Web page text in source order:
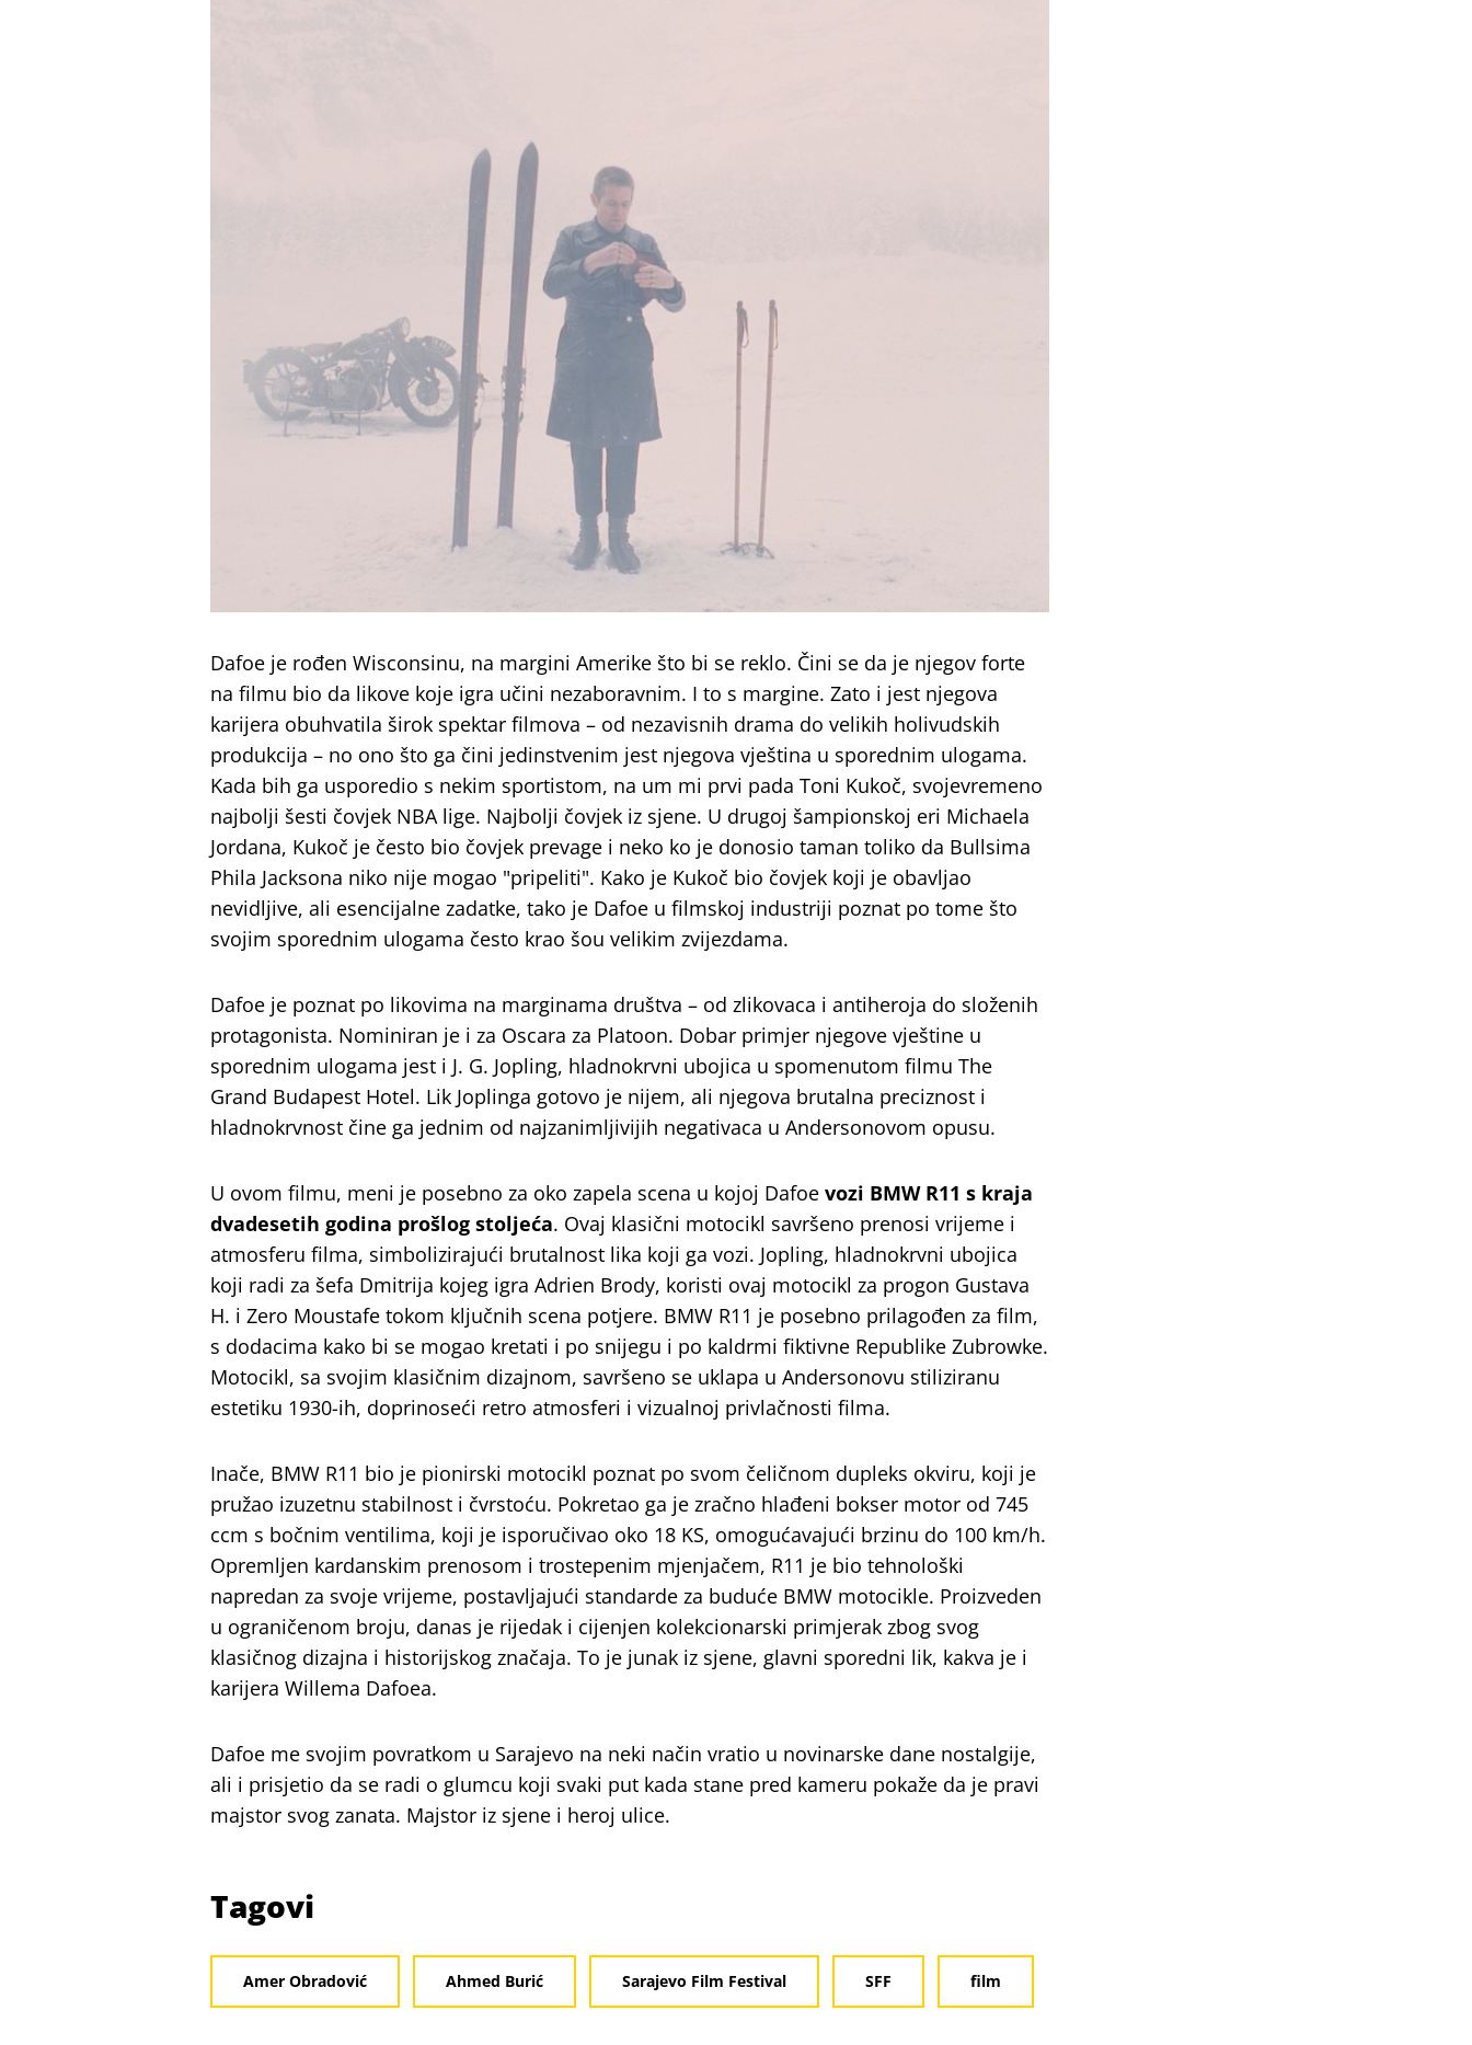
Dafoe je rođen Wisconsinu, na margini Amerike što bi se reklo. Čini se da je njegov forte
na filmu bio da likove koje igra učini nezaboravnim. I to s margine. Zato i jest njegova
karijera obuhvatila širok spektar filmova – od nezavisnih drama do velikih holivudskih
produkcija – no ono što ga čini jedinstvenim jest njegova vještina u sporednim ulogama.
Kada bih ga usporedio s nekim sportistom, na um mi prvi pada Toni Kukoč, svojevremeno
najbolji šesti čovjek NBA lige. Najbolji čovjek iz sjene. U drugoj šampionskoj eri Michaela
Jordana, Kukoč je često bio čovjek prevage i neko ko je donosio taman toliko da Bullsima
Phila Jacksona niko nije mogao "pripeliti". Kako je Kukoč bio čovjek koji je obavljao
nevidljive, ali esencijalne zadatke, tako je Dafoe u filmskoj industriji poznat po tome što
svojim sporednim ulogama često krao šou velikim zvijezdama.
Dafoe je poznat po likovima na marginama društva – od zlikovaca i antiheroja do složenih
protagonista. Nominiran je i za Oscara za Platoon. Dobar primjer njegove vještine u
sporednim ulogama jest i J. G. Jopling, hladnokrvni ubojica u spomenutom filmu The
Grand Budapest Hotel. Lik Joplinga gotovo je nijem, ali njegova brutalna preciznost i
hladnokrvnost čine ga jednim od najzanimljivijih negativaca u Andersonovom opusu.
U ovom filmu, meni je posebno za oko zapela scena u kojoj Dafoe vozi BMW R11 s kraja
dvadesetih godina prošlog stoljeća. Ovaj klasični motocikl savršeno prenosi vrijeme i
atmosferu filma, simbolizirajući brutalnost lika koji ga vozi. Jopling, hladnokrvni ubojica
koji radi za šefa Dmitrija kojeg igra Adrien Brody, koristi ovaj motocikl za progon Gustava
H. i Zero Moustafe tokom ključnih scena potjere. BMW R11 je posebno prilagođen za film,
s dodacima kako bi se mogao kretati i po snijegu i po kaldrmi fiktivne Republike Zubrowke.
Motocikl, sa svojim klasičnim dizajnom, savršeno se uklapa u Andersonovu stiliziranu
estetiku 1930-ih, doprinoseći retro atmosferi i vizualnoj privlačnosti filma.
Inače, BMW R11 bio je pionirski motocikl poznat po svom čeličnom dupleks okviru, koji je
pružao izuzetnu stabilnost i čvrstoću. Pokretao ga je zračno hlađeni bokser motor od 745
ccm s bočnim ventilima, koji je isporučivao oko 18 KS, omogućavajući brzinu do 100 km/h.
Opremljen kardanskim prenosom i trostepenim mjenjačem, R11 je bio tehnološki
napredan za svoje vrijeme, postavljajući standarde za buduće BMW motocikle. Proizveden
u ograničenom broju, danas je rijedak i cijenjen kolekcionarski primjerak zbog svog
klasičnog dizajna i historijskog značaja. To je junak iz sjene, glavni sporedni lik, kakva je i
karijera Willema Dafoea.
Dafoe me svojim povratkom u Sarajevo na neki način vratio u novinarske dane nostalgije,
ali i prisjetio da se radi o glumcu koji svaki put kada stane pred kameru pokaže da je pravi
majstor svog zanata. Majstor iz sjene i heroj ulice.
Tagovi
Amer Obradović Ahmed Burić Sarajevo Film Festival SFF film